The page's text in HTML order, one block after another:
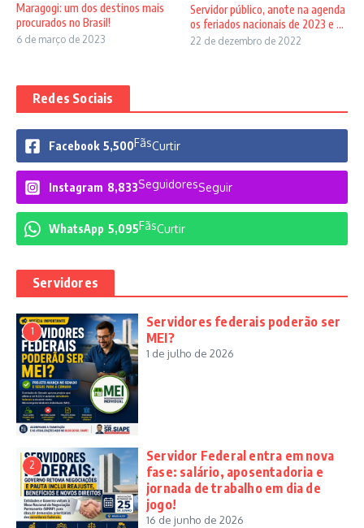
Maragogi: um dos destinos mais
procurados no Brasil!
6 de março de 2023
Servidor público, anote na agenda
os feriados nacionais de 2023 e ...
22 de dezembro de 2022
Redes Sociais
Facebook 5,500FãsCurtir
Instagram 8,833SeguidoresSeguir
WhatsApp 5,095FãsCurtir
Servidores
1
Servidores federais poderão ser
MEI?
1 de julho de 2026
2
Servidor Federal entra em nova
fase: salário, aposentadoria e
jornada de trabalho em dia de
jogo!
16 de junho de 2026